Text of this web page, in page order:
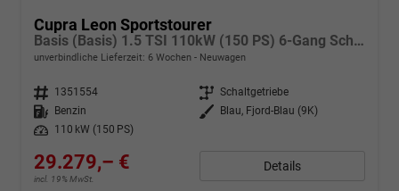
Cupra Leon Sportstourer
Basis (Basis) 1.5 TSI 110kW (150 PS) 6-Gang Schaltgetriebe
unverbindliche Lieferzeit: 6 Wochen Neuwagen
Fahrzeugnr. 1351554 Getriebe Schaltgetriebe
Kraftstoff
Benzin Außenfarbe
Blau, Fjord-Blau (9K)
Leistung
110 kW (150 PS)
29.279,– €
incl. 19% MwSt.
Details